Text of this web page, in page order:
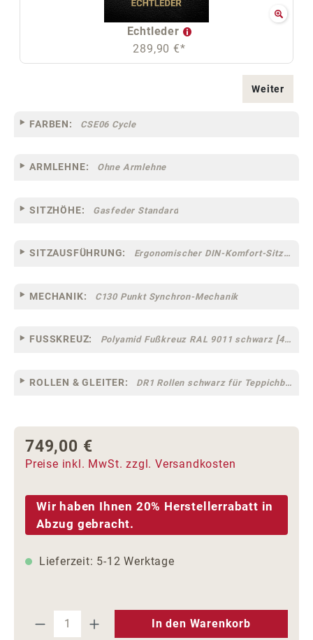
Echtleder
289,90 €*
Weiter
FARBEN: CSE06 Cycle
ARMLEHNE: Ohne Armlehne
SITZHÖHE: Gasfeder Standard
SITZAUSFÜHRUNG: Ergonomischer DIN-Komfort-Sitz [75]
MECHANIK: C130 Punkt Synchron-Mechanik
FUSSKREUZ: Polyamid Fußkreuz RAL 9011 schwarz [44]
ROLLEN & GLEITER: DR1 Rollen schwarz für Teppichböden [10]
Regulärer Preis:
749,00 €
Preise inkl. MwSt. zzgl. Versandkosten
Wir haben Ihnen 20% Herstellerrabatt in
Abzug gebracht.
Lieferzeit: 5-12 Werktage
Produkt Anzahl: Gib den
In den Warenkorb